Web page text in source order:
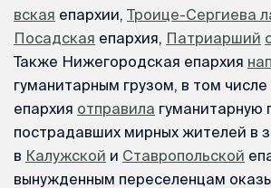
вская епархии, Троице-Сергиева
Посадская епархия, Патриарший
Также Нижегородская епархия
гуманитарным грузом, в том числе
епархия отправила
пострадавших мирных жителей в
в Калужской и Ставропольской
вынужденным переселенцам